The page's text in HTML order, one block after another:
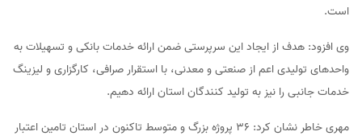
است.
وی افزود: هدف از ایجاد این سرپرستی ضمن ارائه خدمات بانکی و تسهیلات به
واحدهای تولیدی اعم از صنعتی و معدنی، با استقرار صرافی، کارگزاری و لیزینگ
خدمات جانبی را نیز به تولید کنندگان استان ارائه دهیم.
مهری خاطر نشان کرد: 36 پروژه بزرگ و متوسط تاکنون در استان تامین اعتبار